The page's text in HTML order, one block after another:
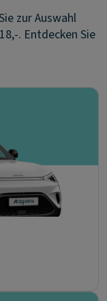
zur Auswahl
. Entdecken Sie